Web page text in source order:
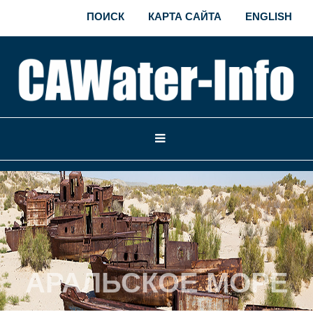
ПОИСК КАРТА САЙТА ENGLISH
АРАЛЬСКОЕ МОРЕ